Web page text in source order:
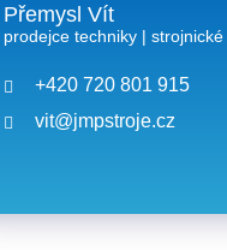
Přemysl Vít
prodejce techniky |
+420 720 801 915
vit@jmpstroje.cz